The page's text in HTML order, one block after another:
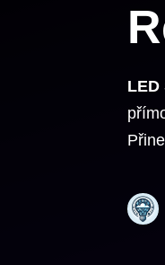
LED